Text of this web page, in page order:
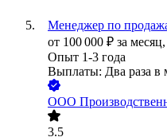
Менеджер по
от 100 000 ₽ за месяц,
Опыт 1-3 года
Выплаты: Два раза в
ООО
3.5